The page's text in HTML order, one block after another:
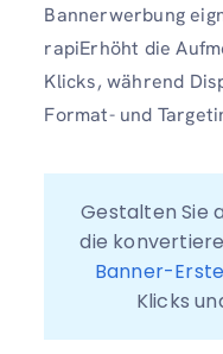
Bannerwerbung
rapiErhöht die
Klicks, während
Format- und
Gestalten Sie
die
Banner-
Klicks